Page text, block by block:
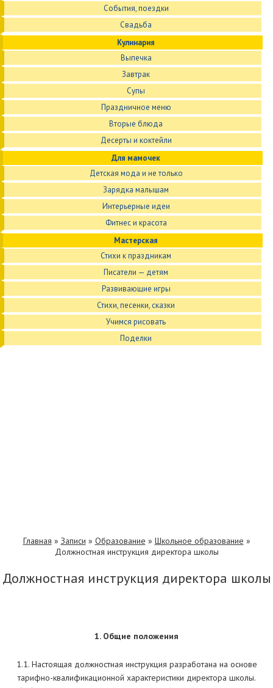
События, поездки
Свадьба
Кулинария
Выпечка
Завтрак
Супы
Праздничное меню
Вторые блюда
Десерты и коктейли
Для мамочек
Детская мода и не только
Зарядка малышам
Интерьерные идеи
Фитнес и красота
Мастерская
Стихи к праздникам
Писатели — детям
Развивающие игры
Стихи, песенки, сказки
Учимся рисовать
Поделки
Главная » Записи » Образование » Школьное образование »
Должностная инструкция директора школы
Должностная инструкция директора школы
1. Общие положения
1.1. Настоящая должностная инструкция разработана на основе
тарифно-квалификационной характеристики директора школы.